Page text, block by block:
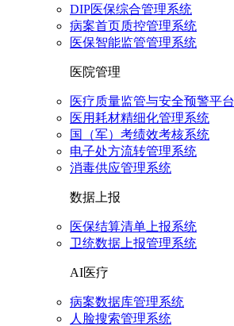
DIP医保综合管理系统
病案首页质控管理系统
医保智能监管管理系统
医院管理
医疗质量监管与安全预警平台
医用耗材精细化管理系统
国（军）考绩效考核系统
电子处方流转管理系统
消毒供应管理系统
数据上报
医保结算清单上报系统
卫统数据上报管理系统
AI医疗
病案数据库管理系统
人脸搜索管理系统